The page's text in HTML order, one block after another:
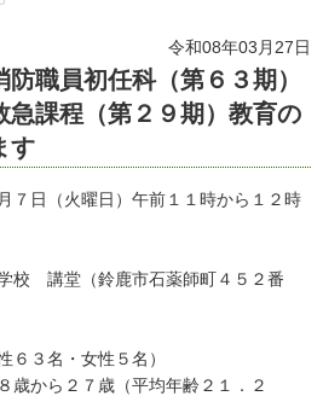
令和08年03月27日
職員初任科（第６３期）
急課程（第２９期）教育の
す
（火曜日）午前１１時から１２時
講堂（鈴鹿市石薬師町４５２番
３名・女性５名）
（平均年齢２１．２